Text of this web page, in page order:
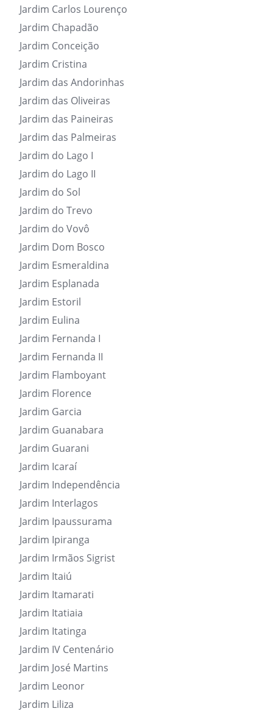
Jardim Carlos Lourenço
Jardim Chapadão
Jardim Conceição
Jardim Cristina
Jardim das Andorinhas
Jardim das Oliveiras
Jardim das Paineiras
Jardim das Palmeiras
Jardim do Lago I
Jardim do Lago II
Jardim do Sol
Jardim do Trevo
Jardim do Vovô
Jardim Dom Bosco
Jardim Esmeraldina
Jardim Esplanada
Jardim Estoril
Jardim Eulina
Jardim Fernanda I
Jardim Fernanda II
Jardim Flamboyant
Jardim Florence
Jardim Garcia
Jardim Guanabara
Jardim Guarani
Jardim Icaraí
Jardim Independência
Jardim Interlagos
Jardim Ipaussurama
Jardim Ipiranga
Jardim Irmãos Sigrist
Jardim Itaiú
Jardim Itamarati
Jardim Itatiaia
Jardim Itatinga
Jardim IV Centenário
Jardim José Martins
Jardim Leonor
Jardim Liliza